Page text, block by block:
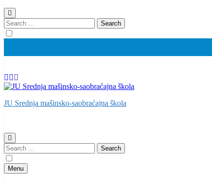
Search
for:
JU Srednja mašinsko-saobraćajna škola
Search
for:
Menu